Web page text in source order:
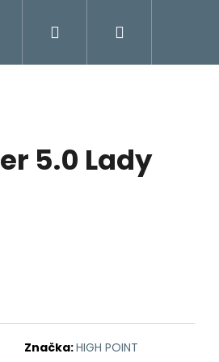
Moje objednávka
Přihlášení
5.0 Lady
Značka:HIGH POINT